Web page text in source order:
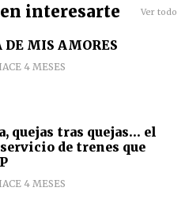
interesarte Ver todo
DE MIS AMORES
4 MESES
quejas tras quejas... el
de trenes que
4 MESES